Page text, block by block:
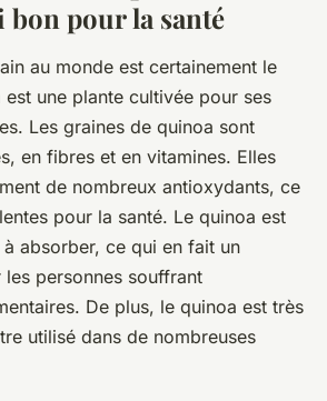
bon pour la santé
au monde est certainement le
une plante cultivée pour ses
Les graines de quinoa sont
en fibres et en vitamines. Elles
de nombreux antioxydants, ce
pour la santé. Le quinoa est
absorber, ce qui en fait un
personnes souffrant
De plus, le quinoa est très
utilisé dans de nombreuses